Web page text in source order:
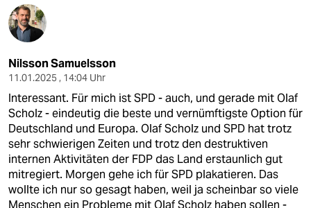
Nilsson Samuelsson
11.01.2025 , 14:04 Uhr
Interessant. Für mich ist SPD - auch, und gerade mit Olaf
Scholz - eindeutig die beste und vernümftigste Option für
Deutschland und Europa. Olaf Scholz und SPD hat trotz
sehr schwierigen Zeiten und trotz den destruktiven
internen Aktivitäten der FDP das Land erstaunlich gut
mitregiert. Morgen gehe ich für SPD plakatieren. Das
wollte ich nur so gesagt haben, weil ja scheinbar so viele
Menschen ein Probleme mit Olaf Scholz haben sollen -